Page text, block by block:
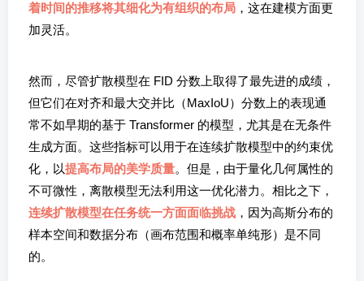
着时间的推移将其细化为有组织的布局 ，这在建模方面更
加灵活。
然而，尽管扩散模型在 FID 分数上取得了最先进的成绩，
但它们在对齐和最大交并比（MaxIoU）分数上的表现通
常不如早期的基于 Transformer 的模型，尤其是在无条件
生成方面。这些指标可以用于在连续扩散模型中的约束优
化，以提高布局的美学质量。但是，由于量化几何属性的
不可微性，离散模型无法利用这一优化潜力。相比之下，
连续扩散模型在任务统一方面面临挑战 ，因为高斯分布的
样本空间和数据分布（画布范围和概率单纯形）是不同
的。